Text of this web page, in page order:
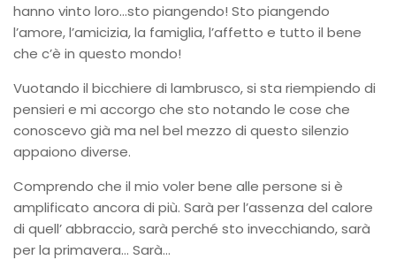
hanno vinto loro…sto piangendo! Sto piangendo
l’amore, l’amicizia, la famiglia, l’affetto e tutto il bene
che c’è in questo mondo!
Vuotando il bicchiere di lambrusco, si sta riempiendo di
pensieri e mi accorgo che sto notando le cose che
conoscevo già ma nel bel mezzo di questo silenzio
appaiono diverse.
Comprendo che il mio voler bene alle persone si è
amplificato ancora di più. Sarà per l’assenza del calore
di quell’ abbraccio, sarà perché sto invecchiando, sarà
per la primavera… Sarà…